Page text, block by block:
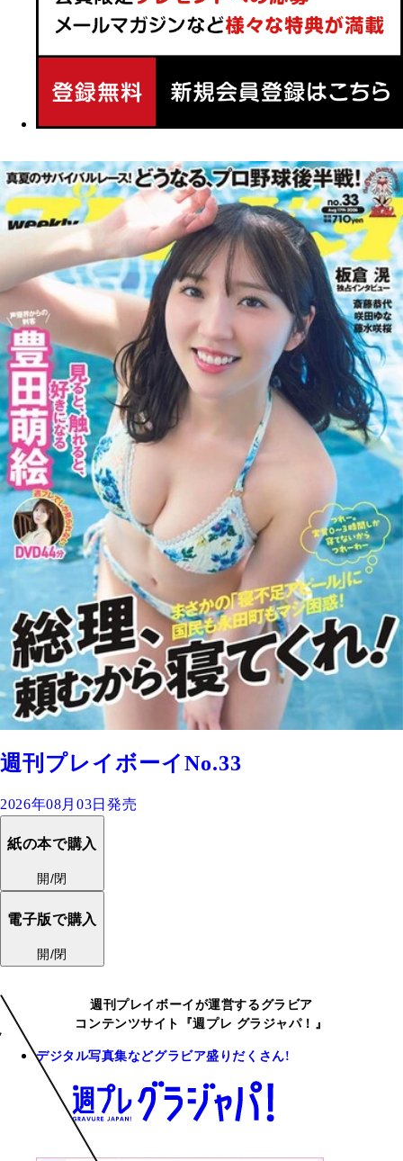
週刊プレイボーイNo.33
2026年08月03日発売
紙の本で購入
開/閉
電子版で購入
開/閉
週刊プレイボーイが運営するグラビア
コンテンツサイト『週プレ グラジャパ！』
デジタル写真集などグラビア盛りだくさん!